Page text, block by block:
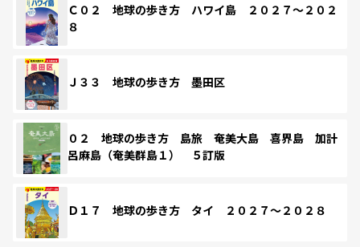
Ｃ０２ 地球の歩き方 ハワイ島 ２０２７～２０２
８
Ｊ３３ 地球の歩き方 墨田区
０２ 地球の歩き方 島旅 奄美大島 喜界島 加計
呂麻島（奄美群島１） ５訂版
Ｄ１７ 地球の歩き方 タイ ２０２７～２０２８